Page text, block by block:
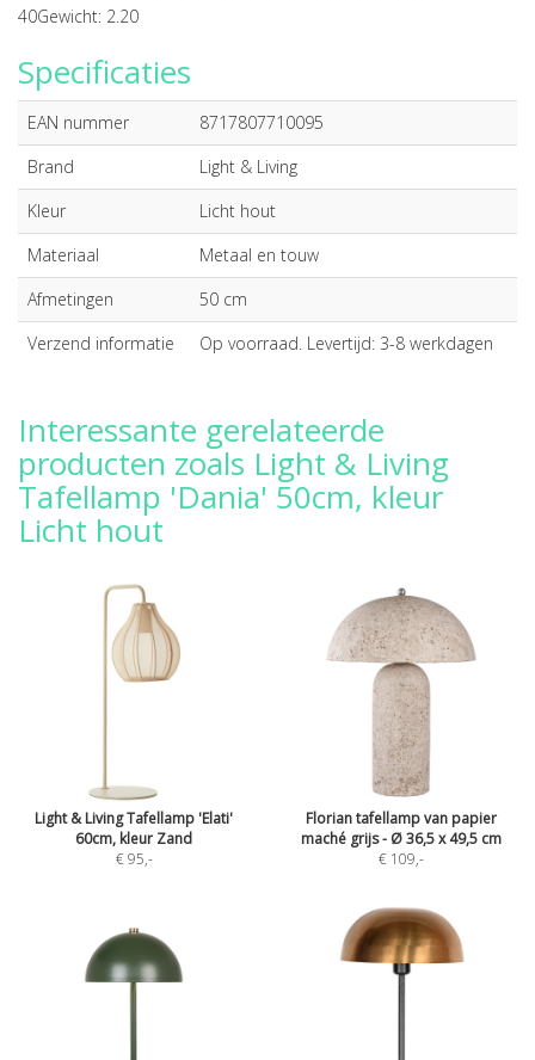
40Gewicht: 2.20
Specificaties
EAN nummer
8717807710095
Brand
Light & Living
Kleur
Licht hout
Materiaal
Metaal en touw
Afmetingen
50 cm
Verzend informatie
Op voorraad. Levertijd: 3-8 werkdagen
Interessante gerelateerde
producten zoals Light & Living
Tafellamp 'Dania' 50cm, kleur
Licht hout
Light & Living Tafellamp 'Elati'
60cm, kleur Zand
€ 95,-
Florian tafellamp van papier
maché grijs - Ø 36,5 x 49,5 cm
€ 109,-